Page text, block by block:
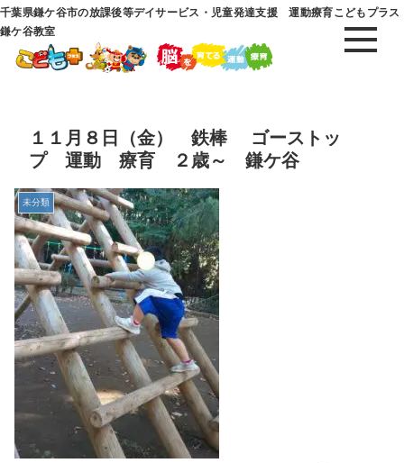
千葉県鎌ケ谷市の放課後等デイサービス・児童発達支援 運動療育こどもプラス
鎌ケ谷教室
１１月８日（金） 鉄棒 ゴーストッ
プ 運動 療育 ２歳～ 鎌ケ谷
未分類